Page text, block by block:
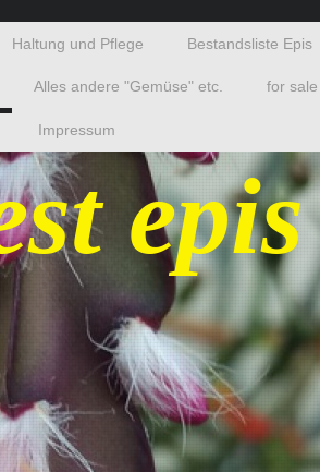
Haltung und Pflege Bestandsliste Epis
Alles andere "Gemüse" etc. for sale
Impressum
epis